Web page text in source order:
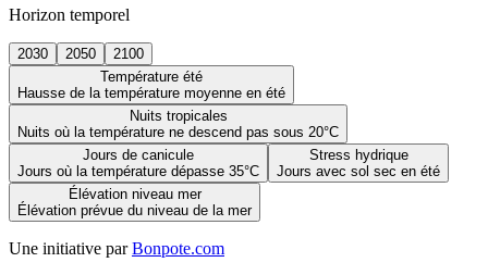
Horizon temporel
2030 2050
2100
Température été
Hausse de la température moyenne en été
Nuits tropicales
Nuits où la température ne descend pas sous 20°C
Jours de canicule
Jours où la température dépasse 35°C
Stress hydrique
Jours avec sol sec en été
Élévation niveau mer
Élévation prévue du niveau de la mer
Une initiative par Bonpote.com